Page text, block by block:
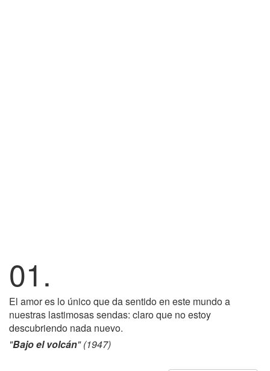
01.
El amor es lo único que da sentido en este mundo a
nuestras lastimosas sendas: claro que no estoy
descubriendo nada nuevo.
"Bajo el volcán" (1947)